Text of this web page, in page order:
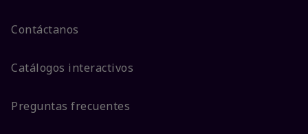
Contáctanos
Catálogos interactivos
Preguntas frecuentes